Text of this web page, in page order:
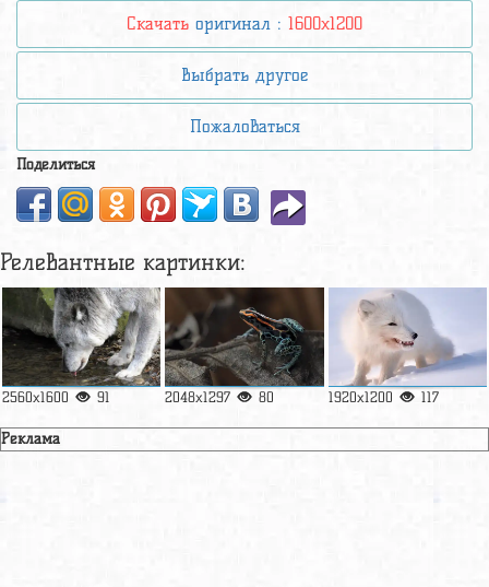
Скачать оригинал : 1600x1200
Выбрать другое
Пожаловаться
Поделиться
Релевантные картинки:
2560x1600 91 2048x1297 80 1920x1200 117
Реклама